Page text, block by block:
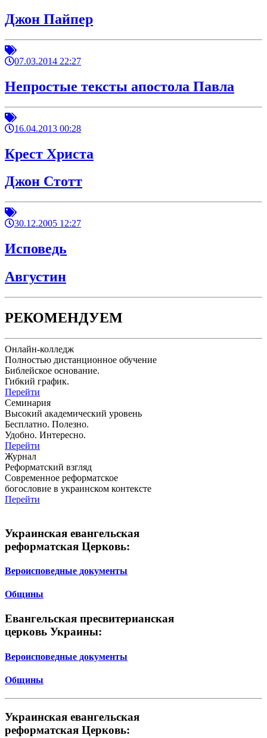
Джон Пайпер
07.03.2014 22:27
Непростые тексты апостола Павла
16.04.2013 00:28
Крест Христа
Джон Стотт
30.12.2005 12:27
Исповедь
Августин
РЕКОМЕНДУЕМ
Онлайн-колледж
Полностью дистанционное обучение
Библейское основание.
Гибкий график.
Перейти
Семинария
Высокий академический уровень
Бесплатно. Полезно.
Удобно. Интересно.
Перейти
Журнал
Реформатский взгляд
Современное реформатское
богословие в украинском контексте
Перейти
Украинская евангельская
реформатская Церковь:
Вероисповедные документы
Общины
Евангельская пресвитерианская
церковь Украины:
Вероисповедные документы
Общины
Украинская евангельская
реформатская Церковь: